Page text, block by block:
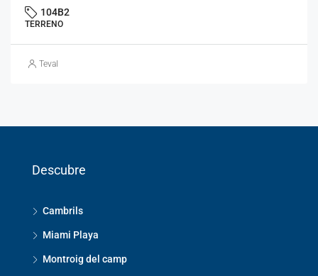
104B2
TERRENO
Teval
Descubre
Cambrils
Miami Playa
Montroig del camp